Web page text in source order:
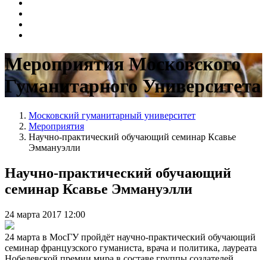
Мероприятия Московского
Гуманитарного Университета
Московский гуманитарный университет
Мероприятия
Научно-практический обучающий семинар Ксавье
Эммануэлли
Научно-практический обучающий
семинар Ксавье Эммануэлли
24 марта 2017 12:00
24 марта в МосГУ пройдёт научно-практический обучающий
семинар французского гуманиста, врача и политика, лауреата